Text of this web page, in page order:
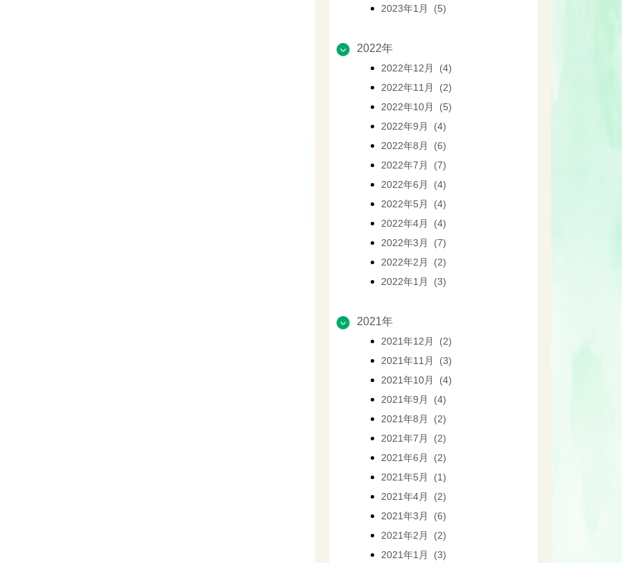
2023年1月 (5)
2022年
2022年12月 (4)
2022年11月 (2)
2022年10月 (5)
2022年9月 (4)
2022年8月 (6)
2022年7月 (7)
2022年6月 (4)
2022年5月 (4)
2022年4月 (4)
2022年3月 (7)
2022年2月 (2)
2022年1月 (3)
2021年
2021年12月 (2)
2021年11月 (3)
2021年10月 (4)
2021年9月 (4)
2021年8月 (2)
2021年7月 (2)
2021年6月 (2)
2021年5月 (1)
2021年4月 (2)
2021年3月 (6)
2021年2月 (2)
2021年1月 (3)